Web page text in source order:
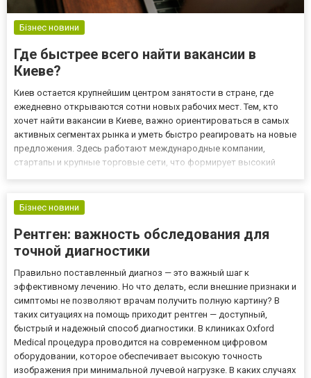
Бізнес новини
Где быстрее всего найти вакансии в
Киеве?
Киев остается крупнейшим центром занятости в стране, где
ежедневно открываются сотни новых рабочих мест. Тем, кто
хочет найти вакансии в Киеве, важно ориентироваться в самых
активных сегментах рынка и уметь быстро реагировать на новые
предложения. Здесь работают международные компании,
стартапы и крупные торговые сети, что формирует высокий
Бізнес новини
Рентген: важность обследования для
точной диагностики
Правильно поставленный диагноз — это важный шаг к
эффективному лечению. Но что делать, если внешние признаки и
симптомы не позволяют врачам получить полную картину? В
таких ситуациях на помощь приходит рентген — доступный,
быстрый и надежный способ диагностики. В клиниках Oxford
Medical процедура проводится на современном цифровом
оборудовании, которое обеспечивает высокую точность
изображения при минимальной лучевой нагрузке. В каких случаях